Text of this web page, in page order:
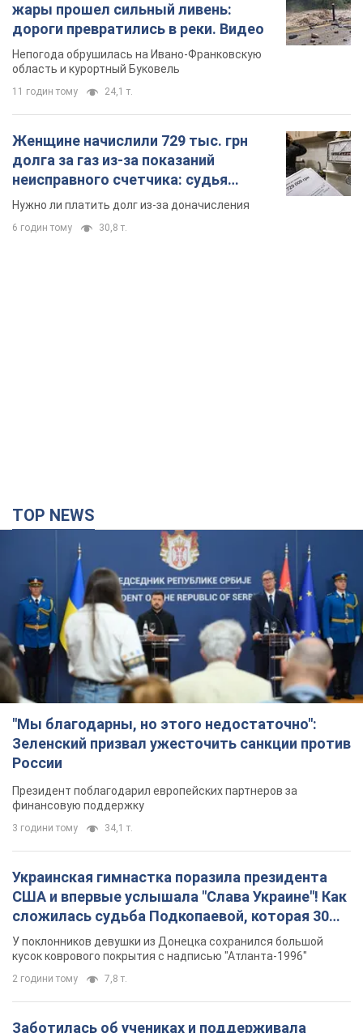
жары прошел сильный ливень:
дороги превратились в реки. Видео
Непогода обрушилась на Ивано-Франковскую
область и курортный Буковель
11 годин тому 24,1 т.
Женщине начислили 729 тыс. грн
долга за газ из-за показаний
неисправного счетчика: судья
вынес неожиданное решение
Нужно ли платить долг из-за доначисления
6 годин тому 30,8 т.
TOP NEWS
"Мы благодарны, но этого недостаточно":
Зеленский призвал ужесточить санкции против
России
Президент поблагодарил европейских партнеров за
финансовую поддержку
3 години тому 34,1 т.
Украинская гимнастка поразила президента
США и впервые услышала "Слава Украине"! Как
сложилась судьба Подкопаевой, которая 30
лет назад завоевала "золото" Олимпиады
У поклонников девушки из Донецка сохранился большой
кусок коврового покрытия с надписью "Атланта-1996"
2 години тому 7,8 т.
Заботилась об учениках и поддерживала